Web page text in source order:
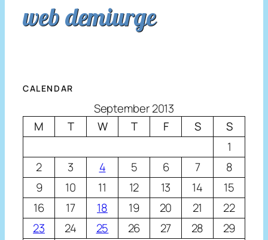
web demiurge
CALENDAR
September 2013
M
T W T F S
S
1
2
3 4 5 6 7
8
9
10 11 12 13 14
15
16
17 18 19 20 21
22
23
24 25 26 27 28
29